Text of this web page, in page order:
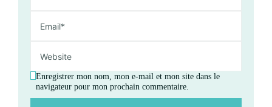
Enregistrer mon nom, mon e-mail et mon site dans le
navigateur pour mon prochain commentaire.